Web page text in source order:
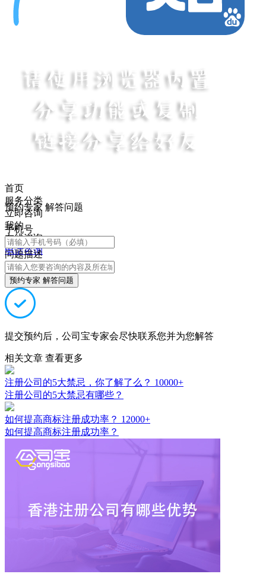
首页
服务分类
立即咨询
我的
在线咨询
电话咨询
预约专家 解答问题
手机号
问题描述
预约专家 解答问题
提交预约后，公司宝专家会尽快联系您并为您解答
相关文章 查看更多
注册公司的5大禁忌，你了解了么？ 10000+
注册公司的5大禁忌有哪些？
如何提高商标注册成功率？ 12000+
如何提高商标注册成功率？